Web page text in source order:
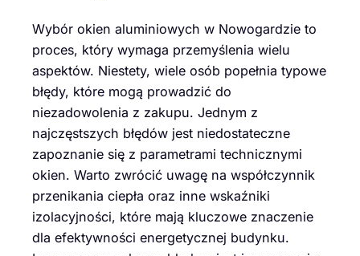
Wybór okien aluminiowych w Nowogardzie to
proces, który wymaga przemyślenia wielu
aspektów. Niestety, wiele osób popełnia typowe
błędy, które mogą prowadzić do
niezadowolenia z zakupu. Jednym z
najczęstszych błędów jest niedostateczne
zapoznanie się z parametrami technicznymi
okien. Warto zwrócić uwagę na współczynnik
przenikania ciepła oraz inne wskaźniki
izolacyjności, które mają kluczowe znaczenie
dla efektywności energetycznej budynku.